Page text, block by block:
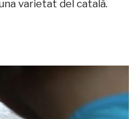
varietat del català.